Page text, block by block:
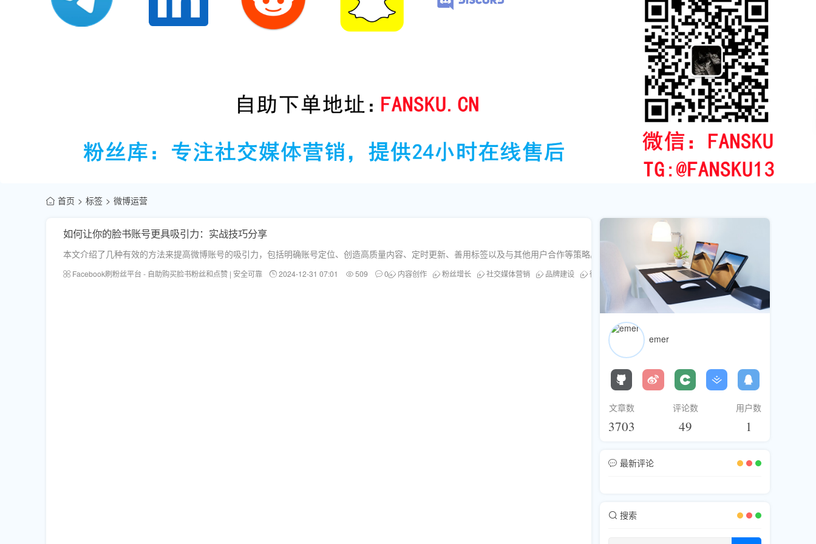
首页 标签 微博运营
如何让你的脸书账号更具吸引力：实战技巧分享
本文介绍了几种有效的方法来提高微博账号的吸引力，包括明确账号定位、创造高质量内容、定时更新、善用标签以及与其他用户合作等策略。
Facebook刷粉丝平台 - 自助购买脸书粉丝和点赞 | 安全可靠 2024-12-31 07:01 509 0 内容创作 粉丝增长 社交媒体营销 品牌建设 微博运营
emer
文章数
3703
评论数
49
用户数
1
最新评论
搜索